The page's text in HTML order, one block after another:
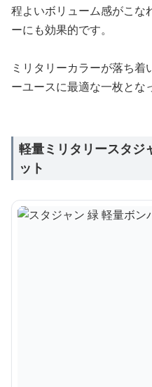
程よいボリューム感がこな
ーにも効果的です。
ミリタリーカラーが落ち着
ーユースに最適な一枚とな
軽量ミリタリースタジ
ット